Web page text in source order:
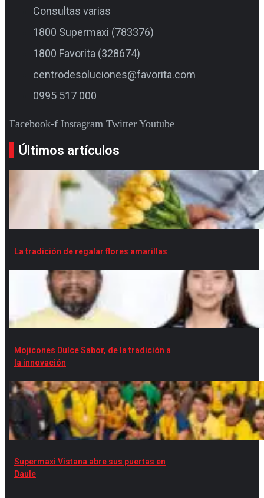
Consultas varias
1800 Supermaxi (783376)
1800 Favorita (328674)
centrodesoluciones@favorita.com
0995 517 000
Facebook-f Instagram Twitter Youtube
Últimos artículos
La tradición de regalar flores amarillas
Mojicones Dulce Sabor, de la tradición a
la innovación
Supermaxi Vistana abre sus puertas en
Daule